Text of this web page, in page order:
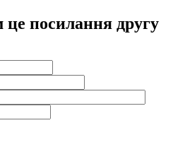
це посилання другу